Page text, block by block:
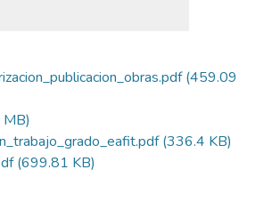
(459.09
(336.4 KB)
(699.81 KB)